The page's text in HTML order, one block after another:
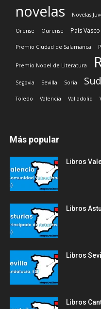
novelas Novelas
Orense Ourense País Vasco
Premio Ciudad de Salamanca
Premio Nobel de Literatura
Segovia Sevilla Soria
Toledo Valencia Valladolid
Más popular
Libros
Libros
Libros
Libros